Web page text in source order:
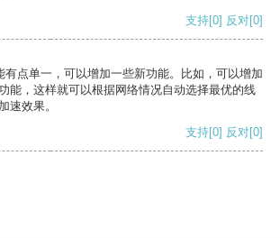
支持[0] 反对[0]
有点单一，可以增加一些新功能。比如，可以增加
能，这样就可以根据网络情况自动选择最优的线
速效果。
支持[0] 反对[0]